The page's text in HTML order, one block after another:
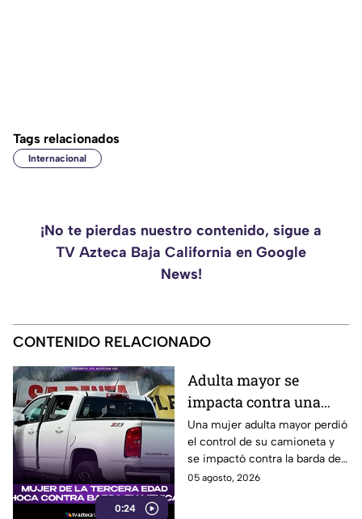
Tags relacionados
Internacional
¡No te pierdas nuestro contenido, sigue a
TV Azteca Baja California en Google
News!
CONTENIDO RELACIONADO
0:24
Adulta mayor se
impacta contra una
barda tras perder el
control de su
camioneta en Mexicali
Una mujer adulta mayor perdió
el control de su camioneta y
se impactó contra la barda de
un predio en el cruce de las
05 agosto, 2026